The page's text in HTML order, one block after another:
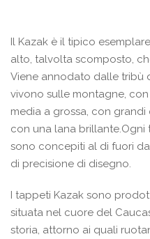
Il Kazak è il tipico
alto, talvolta scomposto,
Viene annodato dalle tribù
vivono sulle montagne,
media a grossa, con
con una lana
sono concepiti al di fuori
di precisione di disegno.
I tappeti Kazak sono
situata nel cuore del
storia, attorno ai quali